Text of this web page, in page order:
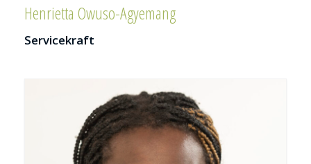
Henrietta Owuso-Agyemang
Servicekraft